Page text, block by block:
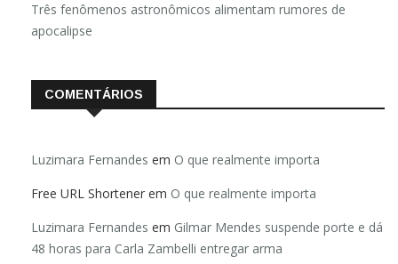
Três fenômenos astronômicos alimentam rumores de
apocalipse
COMENTÁRIOS
Luzimara Fernandes em O que realmente importa
Free URL Shortener em O que realmente importa
Luzimara Fernandes em Gilmar Mendes suspende porte e dá
48 horas para Carla Zambelli entregar arma